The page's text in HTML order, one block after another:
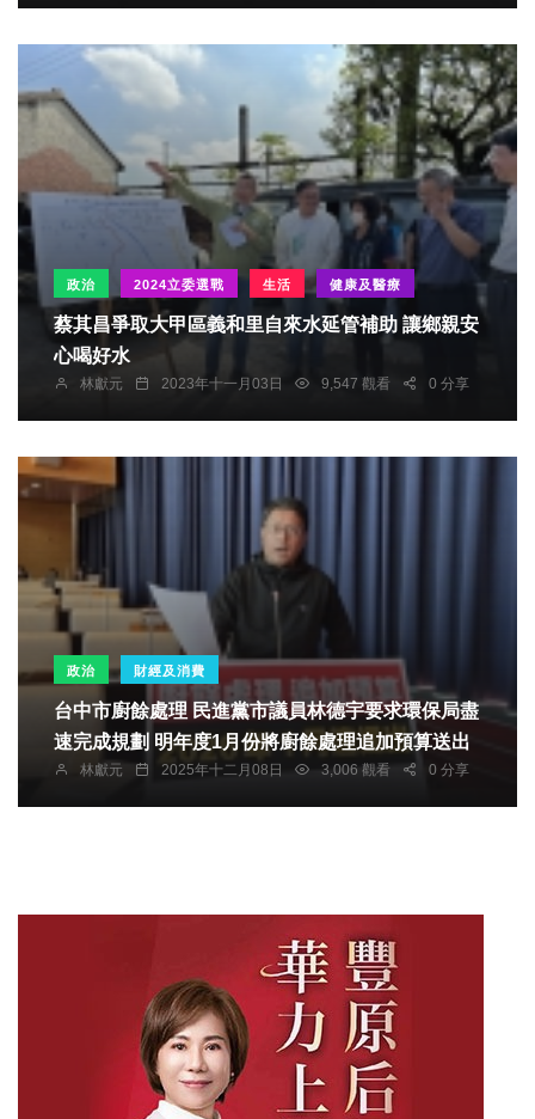
政治 2024立委選戰 生活 健康及醫療
蔡其昌爭取大甲區義和里自來水延管補助 讓鄉親安
心喝好水
林獻元 2023年十一月03日 9,547 觀看 0 分享
政治 財經及消費
台中市廚餘處理 民進黨市議員林德宇要求環保局盡
速完成規劃 明年度1月份將廚餘處理追加預算送出
林獻元 2025年十二月08日 3,006 觀看 0 分享